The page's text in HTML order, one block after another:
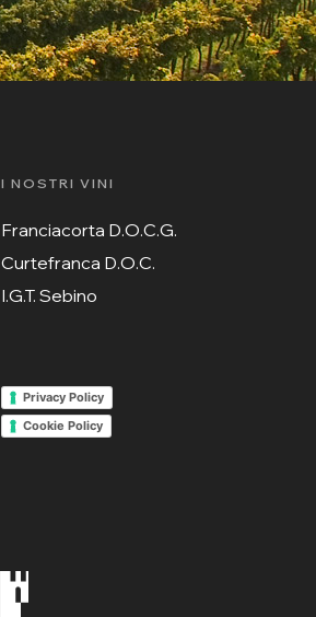
I NOSTRI VINI
Franciacorta D.O.C.G.
Curtefranca D.O.C.
I.G.T. Sebino
Privacy Policy
Cookie Policy